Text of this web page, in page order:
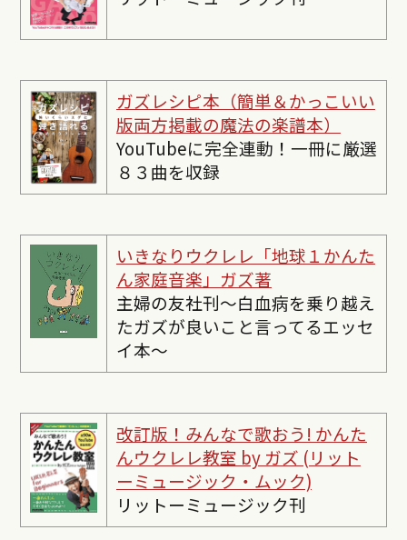
ガズレシピ本（簡単＆かっこいい
版両方掲載の魔法の楽譜本）
YouTubeに完全連動！一冊に厳選
８３曲を収録
いきなりウクレレ「地球１かんた
ん家庭音楽」ガズ著
主婦の友社刊〜白血病を乗り越え
たガズが良いこと言ってるエッセ
イ本〜
改訂版！みんなで歌おう! かんた
んウクレレ教室 by ガズ (リット
ーミュージック・ムック)
リットーミュージック刊